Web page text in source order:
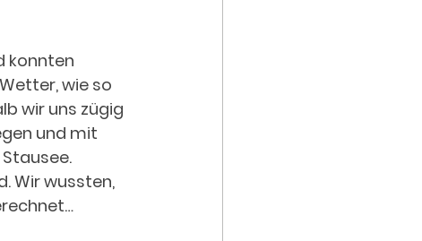
konnten
wie so
wir uns zügig
und mit
Wir wussten,